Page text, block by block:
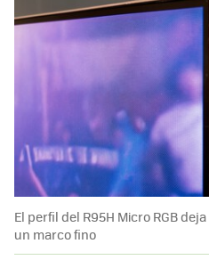
El perfil del R95H Micro RGB
un marco fino